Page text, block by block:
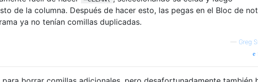
de la columna. Después de hacer esto, las pegas en el Bloc de
ya no tenían comillas duplicadas.
— Greg